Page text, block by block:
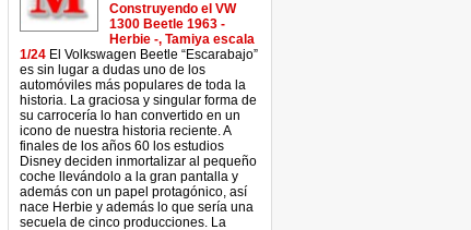
Construyendo el VW
1300 Beetle 1963 -
Herbie -, Tamiya escala
1/24 El Volkswagen Beetle “Escarabajo”
es sin lugar a dudas uno de los
automóviles más populares de toda la
historia. La graciosa y singular forma de
su carrocería lo han convertido en un
icono de nuestra historia reciente. A
finales de los años 60 los estudios
Disney deciden inmortalizar al pequeño
coche llevándolo a la gran pantalla y
además con un papel protagónico, así
nace Herbie y además lo que sería una
secuela de cinco producciones. La